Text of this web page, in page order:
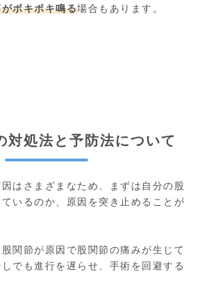
ボキボキ鳴る場合もあります。
対処法と予防法について
はさまざまなため、まずは自分の股
いるのか、原因を突き止めることが
関節が原因で股関節の痛みが生じて
でも進行を遅らせ、手術を回避する